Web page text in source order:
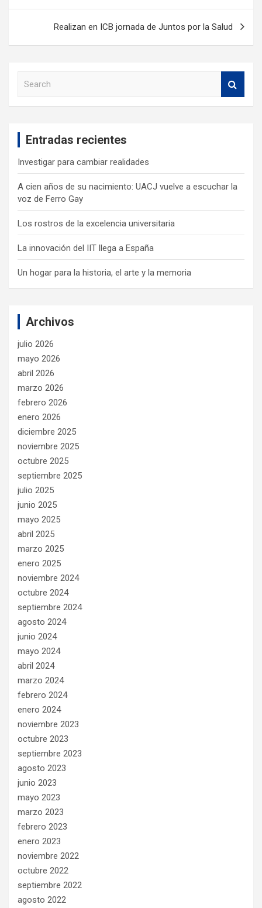
Realizan en ICB jornada de Juntos por la Salud
Entradas recientes
Investigar para cambiar realidades
A cien años de su nacimiento: UACJ vuelve a escuchar la
voz de Ferro Gay
Los rostros de la excelencia universitaria
La innovación del IIT llega a España
Un hogar para la historia, el arte y la memoria
Archivos
julio 2026
mayo 2026
abril 2026
marzo 2026
febrero 2026
enero 2026
diciembre 2025
noviembre 2025
octubre 2025
septiembre 2025
julio 2025
junio 2025
mayo 2025
abril 2025
marzo 2025
enero 2025
noviembre 2024
octubre 2024
septiembre 2024
agosto 2024
junio 2024
mayo 2024
abril 2024
marzo 2024
febrero 2024
enero 2024
noviembre 2023
octubre 2023
septiembre 2023
agosto 2023
junio 2023
mayo 2023
marzo 2023
febrero 2023
enero 2023
noviembre 2022
octubre 2022
septiembre 2022
agosto 2022